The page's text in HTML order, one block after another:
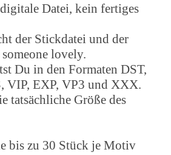
Datei, kein fertiges
der Stickdatei und der
lovely.
Du in den Formaten DST,
VIP, EXP, VP3 und XXX.
tatsächliche Größe des
bis zu 30 Stück je Motiv